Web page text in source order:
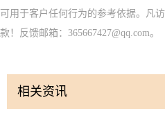
可用于客户任何行为的参考依据。凡
款！反馈邮箱：365667427@qq.com。
相关资讯